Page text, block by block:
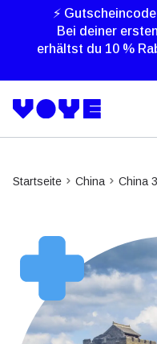
⚡
Bei deiner
erhältst du 10 %
Startseite China China